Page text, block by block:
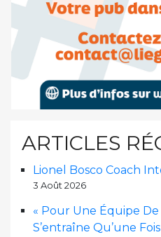
ARTICLES
Lionel Bosco Coach
3 Août 2026
« Pour Une Équipe
S’entraîne Qu’une